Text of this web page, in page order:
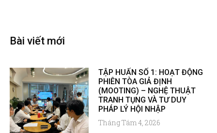
Bài viết mới
TẬP HUẤN SỐ 1: HOẠT ĐỘNG
PHIÊN TÒA GIẢ ĐỊNH
(MOOTING) – NGHỆ THUẬT
TRANH TỤNG VÀ TƯ DUY
PHÁP LÝ HỘI NHẬP
Tháng Tám 4, 2026